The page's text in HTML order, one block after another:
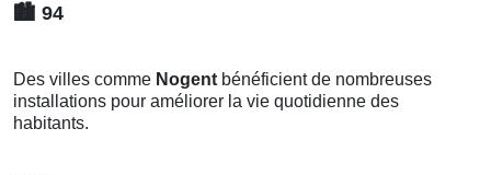
🏙️ 94
Des villes comme Nogent bénéficient de nombreuses
installations pour améliorer la vie quotidienne des
habitants.